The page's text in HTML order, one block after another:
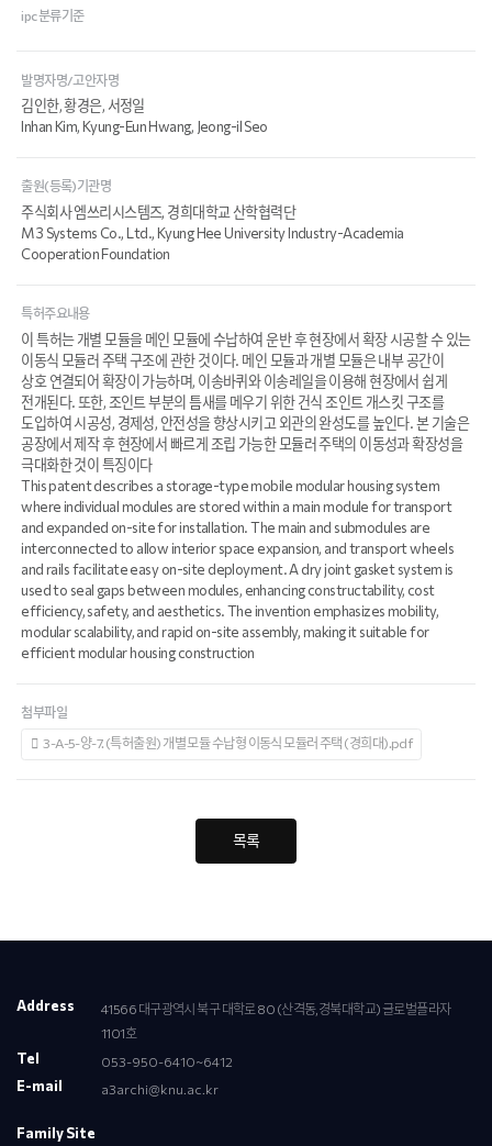
ipc 분류기준
발명자명/고안자명
김인한, 황경은, 서정일
Inhan Kim, Kyung-Eun Hwang, Jeong-il Seo
출원(등록)기관명
주식회사 엠쓰리시스템즈, 경희대학교 산학협력단
M3 Systems Co., Ltd., Kyung Hee University Industry-Academia
Cooperation Foundation
특허주요내용
이 특허는 개별 모듈을 메인 모듈에 수납하여 운반 후 현장에서 확장 시공할 수 있는
이동식 모듈러 주택 구조에 관한 것이다. 메인 모듈과 개별 모듈은 내부 공간이
상호 연결되어 확장이 가능하며, 이송바퀴와 이송레일을 이용해 현장에서 쉽게
전개된다. 또한, 조인트 부분의 틈새를 메우기 위한 건식 조인트 개스킷 구조를
도입하여 시공성, 경제성, 안전성을 향상시키고 외관의 완성도를 높인다. 본 기술은
공장에서 제작 후 현장에서 빠르게 조립 가능한 모듈러 주택의 이동성과 확장성을
극대화한 것이 특징이다
This patent describes a storage-type mobile modular housing system
where individual modules are stored within a main module for transport
and expanded on-site for installation. The main and submodules are
interconnected to allow interior space expansion, and transport wheels
and rails facilitate easy on-site deployment. A dry joint gasket system is
used to seal gaps between modules, enhancing constructability, cost
efficiency, safety, and aesthetics. The invention emphasizes mobility,
modular scalability, and rapid on-site assembly, making it suitable for
efficient modular housing construction
첨부파일
3-A-5-양-7. (특허출원) 개별 모듈 수납형 이동식 모듈러 주택 (경희대).pdf
목록
Address
41566 대구광역시 북구 대학로 80 (산격동,경북대학교) 글로벌플라자
1101호
Tel 053-950-6410~6412
E-mail a3archi@knu.ac.kr
Family Site